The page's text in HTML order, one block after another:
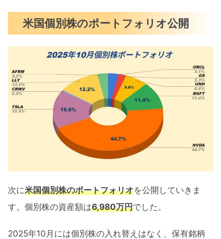
米国個別株のポートフォリオ公開
次に米国個別株のポートフォリオを公開していきま
す。個別株の資産額は6,980万円でした。
2025年10月には個別株の入れ替えはなく、保有銘柄